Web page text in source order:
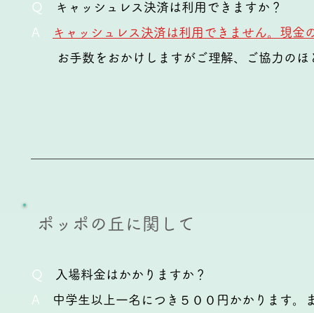
​Q
キャッシュレス決済は利用できますか？
A
キャッシュレス決済は利用できません。現金
お手数をおかけしますがご理解、ご協力のほ
​ポッポの丘に関して
Q
入場料金はかかりますか？
A 中学生以上一名につき５００円かかります。